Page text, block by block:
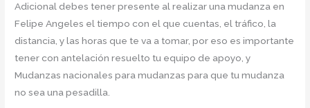
Adicional debes tener presente al realizar una mudanza en
Felipe Angeles el tiempo con el que cuentas, el tráfico, la
distancia, y las horas que te va a tomar, por eso es importante
tener con antelación resuelto tu equipo de apoyo, y
Mudanzas nacionales para mudanzas para que tu mudanza
no sea una pesadilla.